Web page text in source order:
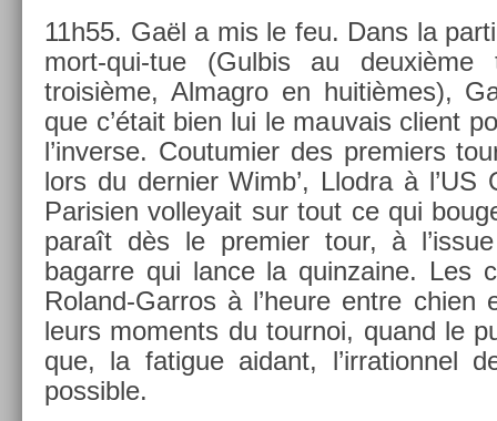
11h55. Gaël a mis le feu. Dans la
mort-qui-tue (Gul­bis au deuxième
troisiè­me, Al­mag­ro en huitièmes),
que c’était bien lui le mauvais client
l’in­verse. Co­utumi­er des pre­mi­ers
lors du de­rni­er Wimb’, Llod­ra à l’US
Parisi­en vol­leyait sur tout ce qui
paraît dès le pre­mi­er tour, à l’issue
bagar­re qui lance la quin­zaine. Les
Roland-Garros à l’heure entre
leurs mo­ments du tour­noi, quand le
que, la fatigue aidant, l’ir­ration­nel
pos­sible.